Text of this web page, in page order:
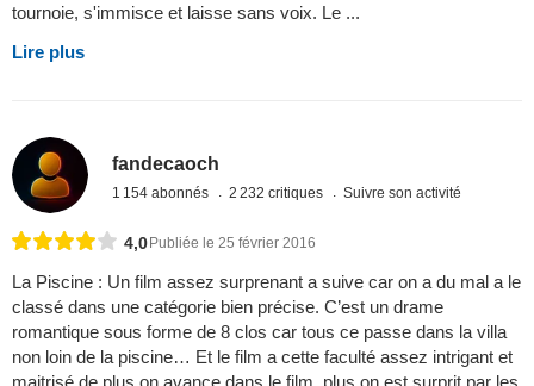
tournoie, s'immisce et laisse sans voix. Le ...
Lire plus
fandecaoch
1 154 abonnés 2 232 critiques Suivre son activité
4,0 Publiée le 25 février 2016
La Piscine : Un film assez surprenant a suive car on a du mal a le
classé dans une catégorie bien précise. C’est un drame
romantique sous forme de 8 clos car tous ce passe dans la villa
non loin de la piscine… Et le film a cette faculté assez intrigant et
maitrisé de plus on avance dans le film, plus on est surprit par les